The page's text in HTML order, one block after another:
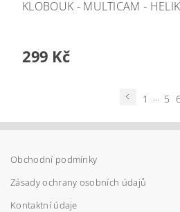
KLOBOUK - MULTICAM -
299 Kč
1 ... 5
Obchodní podmínky
Zásady ochrany osobních údajů
Kontaktní údaje